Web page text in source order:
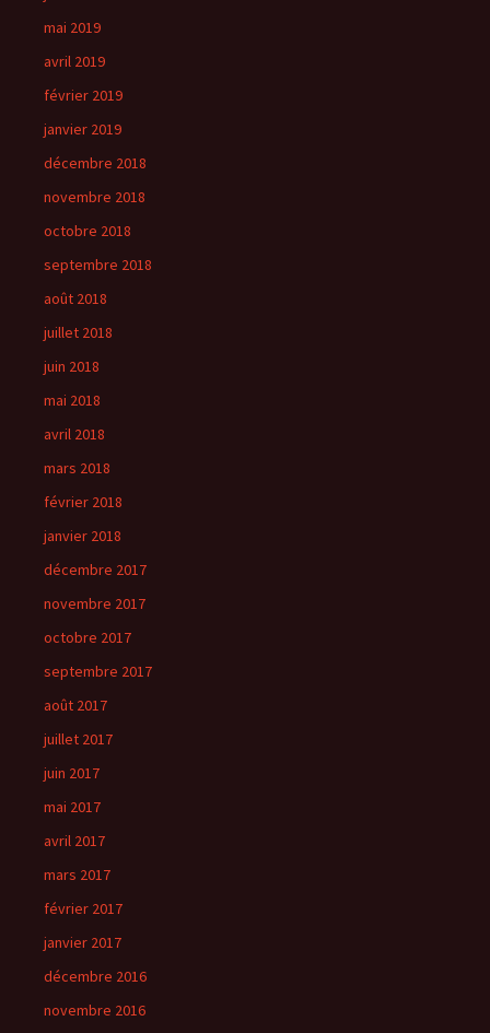
mai 2019
avril 2019
février 2019
janvier 2019
décembre 2018
novembre 2018
octobre 2018
septembre 2018
août 2018
juillet 2018
juin 2018
mai 2018
avril 2018
mars 2018
février 2018
janvier 2018
décembre 2017
novembre 2017
octobre 2017
septembre 2017
août 2017
juillet 2017
juin 2017
mai 2017
avril 2017
mars 2017
février 2017
janvier 2017
décembre 2016
novembre 2016